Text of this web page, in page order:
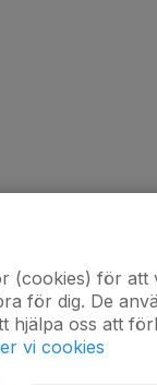
(cookies) för att
för dig. De
hjälpa oss att
vi cookies